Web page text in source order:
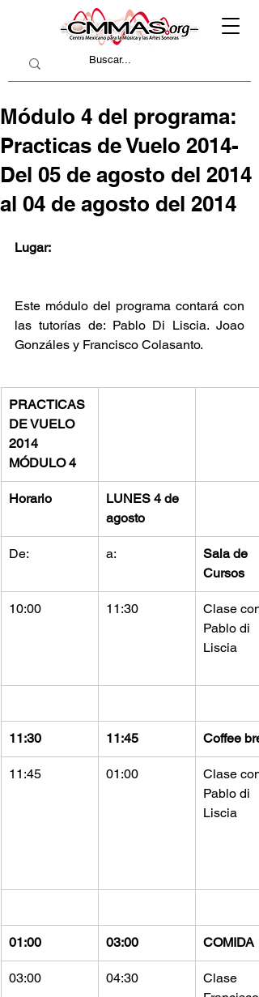
Módulo 4 del programa:
Practicas de Vuelo 2014-
Del 05 de agosto del 2014
al 04 de agosto del 2014
Lugar:
Este módulo del programa contará con
las tutorías de: Pablo Di Liscia. Joao
Gonzáles y Francisco Colasanto.
PRACTICAS
DE VUELO
2014
MÓDULO 4
Horario
LUNES 4 de
agosto
De: a:
Sala de
Cursos
10:00 11:30
Clase con
Pablo di
Liscia
11:30 11:45 Coffee
11:45 01:00
Clase con
Pablo di
Liscia
01:00 03:00 COMIDA
03:00 04:30
Clase